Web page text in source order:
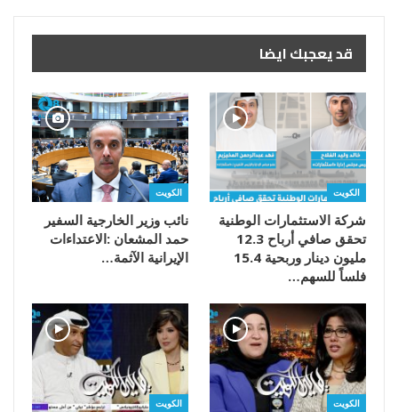
قد يعجبك ايضا
الكويت
شركة الاستثمارات الوطنية
تحقق صافي أرباح 12.3
مليون دينار وربحية 15.4
فلساً للسهم…
الكويت
‬الإيرانية‭ ‬الآثمة‭…
الكويت الكويت